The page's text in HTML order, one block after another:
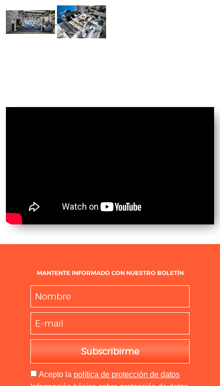
MANTENTE INFORMADO CON NUESTRO BOLETÍN
Subscribirme
Acepto la política de protección de datos